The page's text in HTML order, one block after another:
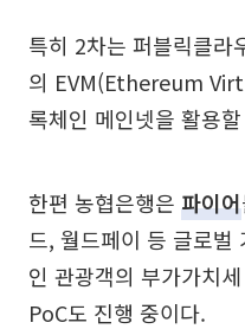
특히 2차는 퍼블릭클라
의 EVM(Ethereum
록체인 메인넷을 활용
한편 농협은행은 파이어
드, 월드페이 등 글로벌
인 관광객의 부가가치
PoC도 진행 중이다.